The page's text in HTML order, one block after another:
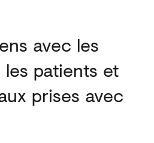
avec les
patients et
prises avec